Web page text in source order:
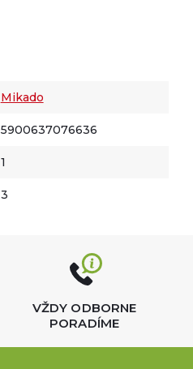
Mikado
5900637076636
1
3
VŽDY ODBORNE
PORADÍME